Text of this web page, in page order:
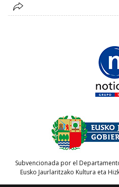
Subvencionada por el
Eusko Jaurlaritzako Kultura eta